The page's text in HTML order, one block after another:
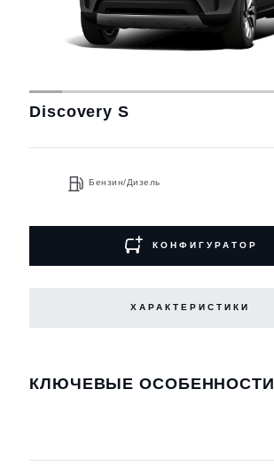
Discovery S
Бензин/Дизель
КОНФИГУРАТОР
ХАРАКТЕРИСТИКИ
КЛЮЧЕВЫЕ ОСОБЕННОСТИ